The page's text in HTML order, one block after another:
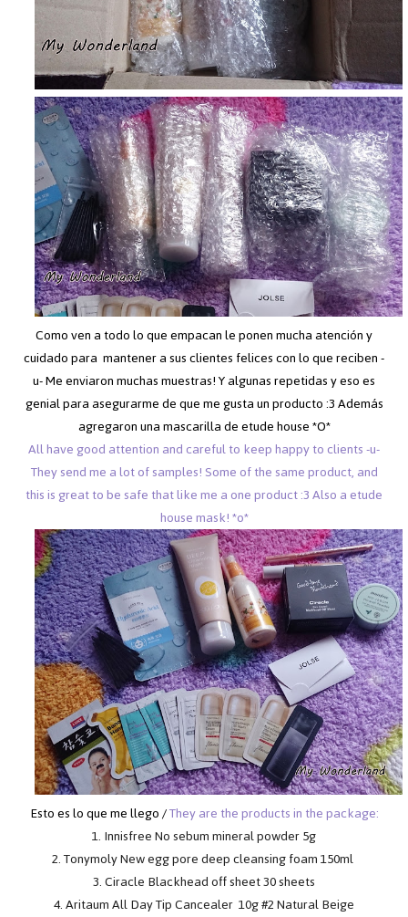
Como ven a todo lo que empacan le ponen mucha atención y
cuidado para mantener a sus clientes felices con lo que reciben -
u- Me enviaron muchas muestras! Y algunas repetidas y eso es
genial para asegurarme de que me gusta un producto :3 Además
agregaron una mascarilla de etude house *O*
All have good attention and careful to keep happy to clients -u-
They send me a lot of samples! Some of the same product, and
this is great to be safe that like me a one product :3 Also a etude
house mask! *o*
Esto es lo que me llego /They are the products in the package:
1. Innisfree No sebum mineral powder 5g
2. Tonymoly New egg pore deep cleansing foam 150ml
3. Ciracle Blackhead off sheet 30 sheets
4. Aritaum All Day Tip Cancealer 10g #2 Natural Beige